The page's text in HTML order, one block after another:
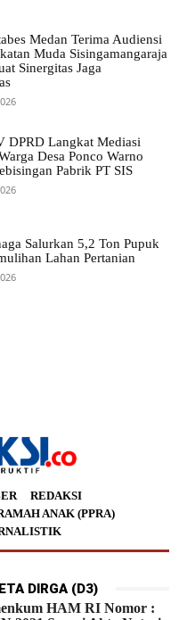
Medan Terima Audiensi
Muda Sisingamangaraja
Sinergitas Jaga
DPRD Langkat Mediasi
Desa Ponco Warno
Pabrik PT SIS
Salurkan 5,2 Ton Pupuk
Lahan Pertanian
REDAKSI
ANAK (PPRA)
DIRGA (D3)
HAM RI Nomor :